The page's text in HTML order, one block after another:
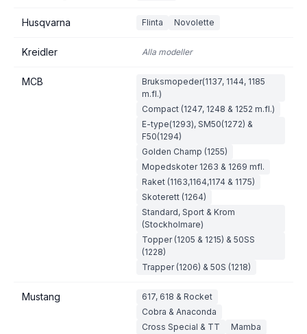
Husqvarna Flinta Novolette
Kreidler Alla modeller
MCB
Bruksmopeder(1137, 1144, 1185
m.fl.)
Compact (1247, 1248 & 1252 m.fl.)
E-type(1293), SM50(1272) &
F50(1294)
Golden Champ (1255)
Mopedskoter 1263 & 1269 mfl.
Raket (1163,1164,1174 & 1175)
Skoterett (1264)
Standard, Sport & Krom
(Stockholmare)
Topper (1205 & 1215) & 50SS
(1228)
Trapper (1206) & 50S (1218)
Mustang
617, 618 & Rocket
Cobra & Anaconda
Cross Special & TT
Mamba